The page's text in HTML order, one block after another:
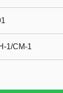
1/CM-1